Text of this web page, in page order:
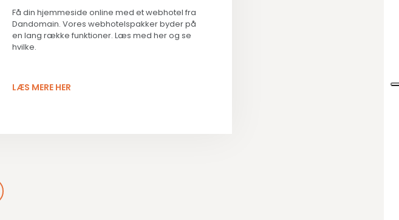
Få din hjemmeside online med et webhotel fra
Dandomain. Vores webhotelspakker byder på
en lang række funktioner. Læs med her og se
hvilke.
LÆS MERE HER